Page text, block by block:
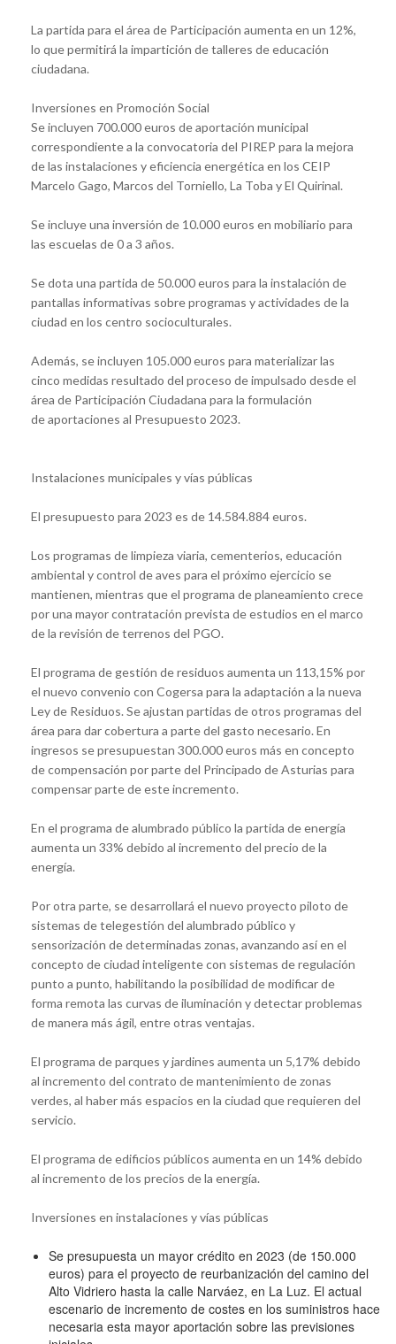
La partida para el área de Participación aumenta en un 12%,
lo que permitirá la impartición de talleres de educación
ciudadana.
Inversiones en Promoción Social
Se incluyen 700.000 euros de aportación municipal
correspondiente a la convocatoria del PIREP para la mejora
de las instalaciones y eficiencia energética en los CEIP
Marcelo Gago, Marcos del Torniello, La Toba y El Quirinal.
Se incluye una inversión de 10.000 euros en mobiliario para
las escuelas de 0 a 3 años.
Se dota una partida de 50.000 euros para la instalación de
pantallas informativas sobre programas y actividades de la
ciudad en los centro socioculturales.
Además, se incluyen 105.000 euros para materializar las
cinco medidas resultado del proceso de impulsado desde el
área de Participación Ciudadana para la formulación
de aportaciones al Presupuesto 2023.
Instalaciones municipales y vías públicas
El presupuesto para 2023 es de 14.584.884 euros.
Los programas de limpieza viaria, cementerios, educación
ambiental y control de aves para el próximo ejercicio se
mantienen, mientras que el programa de planeamiento crece
por una mayor contratación prevista de estudios en el marco
de la revisión de terrenos del PGO.
El programa de gestión de residuos aumenta un 113,15% por
el nuevo convenio con Cogersa para la adaptación a la nueva
Ley de Residuos. Se ajustan partidas de otros programas del
área para dar cobertura a parte del gasto necesario. En
ingresos se presupuestan 300.000 euros más en concepto
de compensación por parte del Principado de Asturias para
compensar parte de este incremento.
En el programa de alumbrado público la partida de energía
aumenta un 33% debido al incremento del precio de la
energía.
Por otra parte, se desarrollará el nuevo proyecto piloto de
sistemas de telegestión del alumbrado público y
sensorización de determinadas zonas, avanzando así en el
concepto de ciudad inteligente con sistemas de regulación
punto a punto, habilitando la posibilidad de modificar de
forma remota las curvas de iluminación y detectar problemas
de manera más ágil, entre otras ventajas.
El programa de parques y jardines aumenta un 5,17% debido
al incremento del contrato de mantenimiento de zonas
verdes, al haber más espacios en la ciudad que requieren del
servicio.
El programa de edificios públicos aumenta en un 14% debido
al incremento de los precios de la energía.
Inversiones en instalaciones y vías públicas
Se presupuesta un mayor crédito en 2023 (de 150.000
euros) para el proyecto de reurbanización del camino del
Alto Vidriero hasta la calle Narváez, en La Luz. El actual
escenario de incremento de costes en los suministros hace
necesaria esta mayor aportación sobre las previsiones